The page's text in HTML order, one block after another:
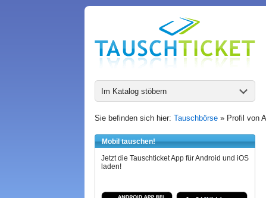
Im Katalog stöbern
Sie befinden sich hier: Tauschbörse » Profil von
Mobil tauschen!
Jetzt die Tauschticket App für Android und iOS
laden!